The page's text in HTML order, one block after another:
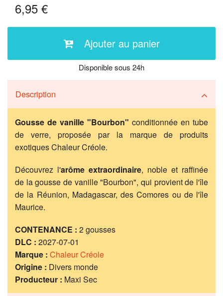
6,95 €
Ajouter au panier
Disponible sous 24h
Description
Gousse de vanille "Bourbon" conditionnée en tube
de verre, proposée par la marque de produits
exotiques Chaleur Créole.
Découvrez l'arôme extraordinaire, noble et raffinée
de la gousse de vanille "Bourbon", qui provient de l'île
de la Réunion, Madagascar, des Comores ou de l'île
Maurice.
CONTENANCE : 2 gousses
DLC : 2027-07-01
Marque : Chaleur Créole
Origine : Divers monde
Producteur : Maxi Sec